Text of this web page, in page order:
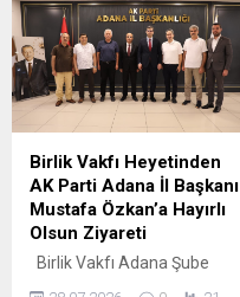
üzerine kamuoyunu
bilgilendirdi. Belediyeden
yapılan açıklamada, İmar ve
Şehircilik Müdürlüğü’nün
Belediye Başkanı Ali
Demirçalı’nın göreve geldiği
1 Nisan 2024 tarihinden bu
yana ruhsat süreçlerini
büyük bir titizlikle yürüttüğü
vurgulandı. Açıklamada,
“İnşaat ruhsat süreçleri,
makul sürelerde ve hiçbir...
Birlik Vakfı Heyetinden
AK Parti Adana İl Başkanı
Mustafa Özkan’a Hayırlı
Olsun Ziyareti
Birlik Vakfı Adana Şube